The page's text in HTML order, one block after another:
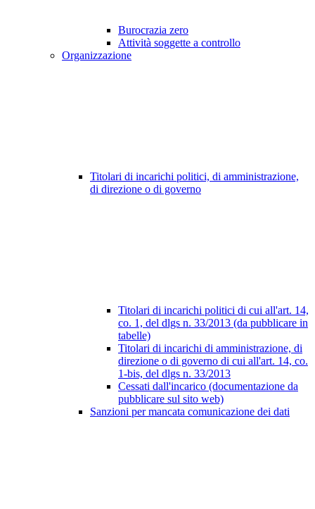
Burocrazia zero
Attività soggette a controllo
Organizzazione
Titolari di incarichi politici, di amministrazione,
di direzione o di governo
Titolari di incarichi politici di cui all'art. 14,
co. 1, del dlgs n. 33/2013 (da pubblicare in
tabelle)
Titolari di incarichi di amministrazione, di
direzione o di governo di cui all'art. 14, co.
1-bis, del dlgs n. 33/2013
Cessati dall'incarico (documentazione da
pubblicare sul sito web)
Sanzioni per mancata comunicazione dei dati